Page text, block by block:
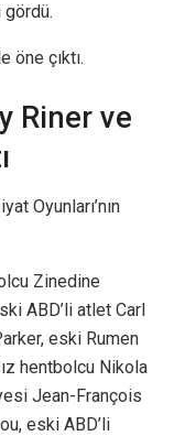
gördü.
çıktı.
Riner ve
Oyunları’nın
Zinedine
ABD’li atlet Carl
eski Rumen
hentbolcu Nikola
Jean-François
eski ABD’li